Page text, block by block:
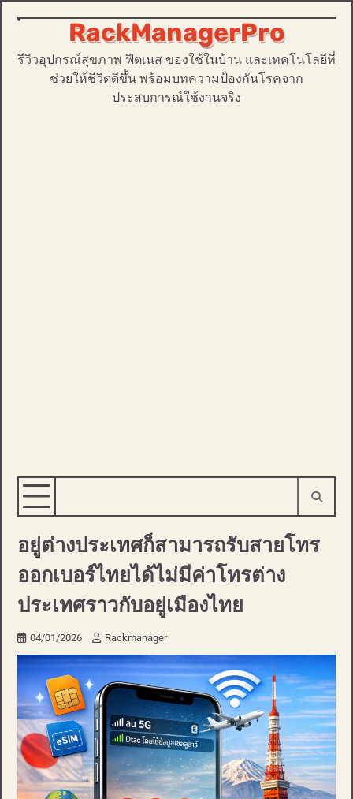
Skip
content
RackManagerPro
รีวิวอุปกรณ์สุขภาพ ฟิตเนส ของใช้ในบ้าน และเทคโนโลยีที่
ช่วยให้ชีวิตดีขึ้น พร้อมบทความป้องกันโรคจาก
ประสบการณ์ใช้งานจริง
อยู่ต่างประเทศก็สามารถรับสายโทร
ออกเบอร์ไทยได้ไม่มีค่าโทรต่าง
ประเทศราวกับอยู่เมืองไทย
04/01/2026 Rackmanager